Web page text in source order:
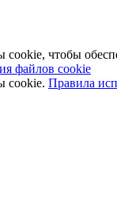
чтобы
файлов cookie
cookie. Правила